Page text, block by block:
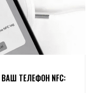
ТЕЛЕФОН NFC: